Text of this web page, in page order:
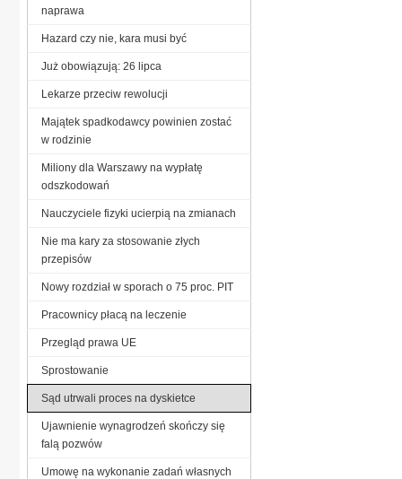
naprawa
Hazard czy nie, kara musi być
Już obowiązują: 26 lipca
Lekarze przeciw rewolucji
Majątek spadkodawcy powinien zostać
w rodzinie
Miliony dla Warszawy na wypłatę
odszkodowań
Nauczyciele fizyki ucierpią na zmianach
Nie ma kary za stosowanie złych
przepisów
Nowy rozdział w sporach o 75 proc. PIT
Pracownicy płacą na leczenie
Przegląd prawa UE
Sprostowanie
Sąd utrwali proces na dyskietce
Ujawnienie wynagrodzeń skończy się
falą pozwów
Umowę na wykonanie zadań własnych